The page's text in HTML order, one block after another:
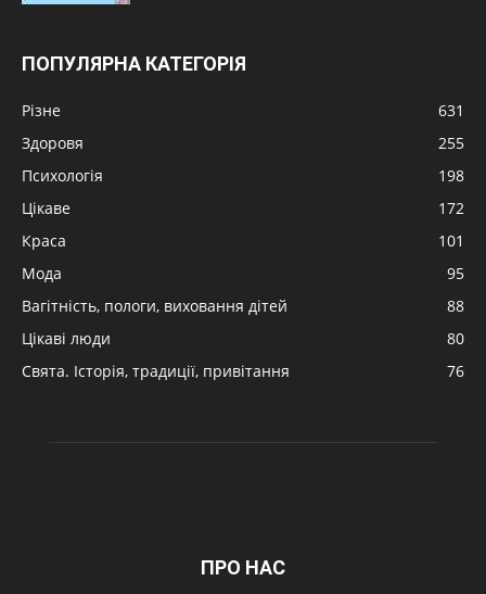
ПОПУЛЯРНА КАТЕГОРІЯ
Різне
631
Здоровя
255
Психологія
198
Цікаве
172
Краса
101
Мода
95
Вагітність, пологи, виховання дітей
88
Цікаві люди
80
Свята. Історія, традиції, привітання
76
ПРО НАС